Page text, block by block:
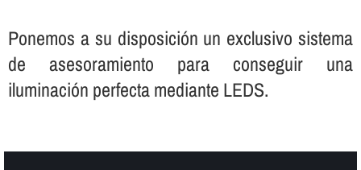
Ponemos a su disposición un exclusivo sistema
de asesoramiento para conseguir una
iluminación perfecta mediante LEDS.